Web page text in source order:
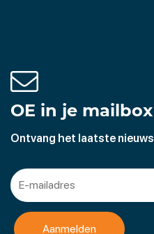
OE in je mailbox
Ontvang het laatste